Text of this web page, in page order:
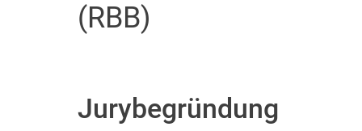
(RBB)
Jurybegründung